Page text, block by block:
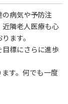
病気や予防注
隣老人医療も心
ます。
標にさらに進歩
す。何でも一度